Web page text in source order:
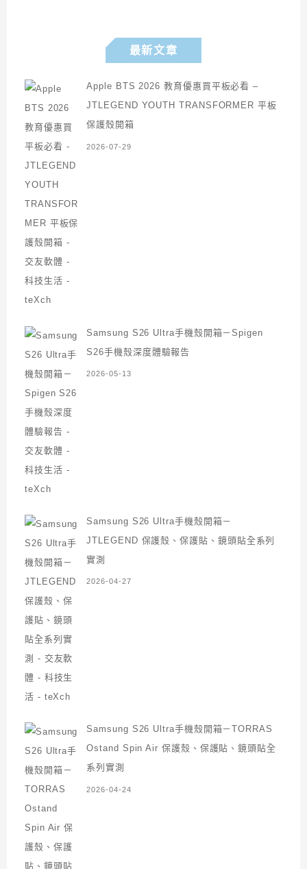
最新文章
Apple BTS 2026 教育優惠買平板必看 –
JTLEGEND YOUTH TRANSFORMER 平板
保護殼開箱
2026-07-29
Samsung S26 Ultra手機殼開箱－Spigen
S26手機殼深度體驗報告
2026-05-13
Samsung S26 Ultra手機殼開箱－
JTLEGEND 保護殼、保護貼、鏡頭貼全系列
實測
2026-04-27
Samsung S26 Ultra手機殼開箱－TORRAS
Ostand Spin Air 保護殼、保護貼、鏡頭貼全
系列實測
2026-04-24